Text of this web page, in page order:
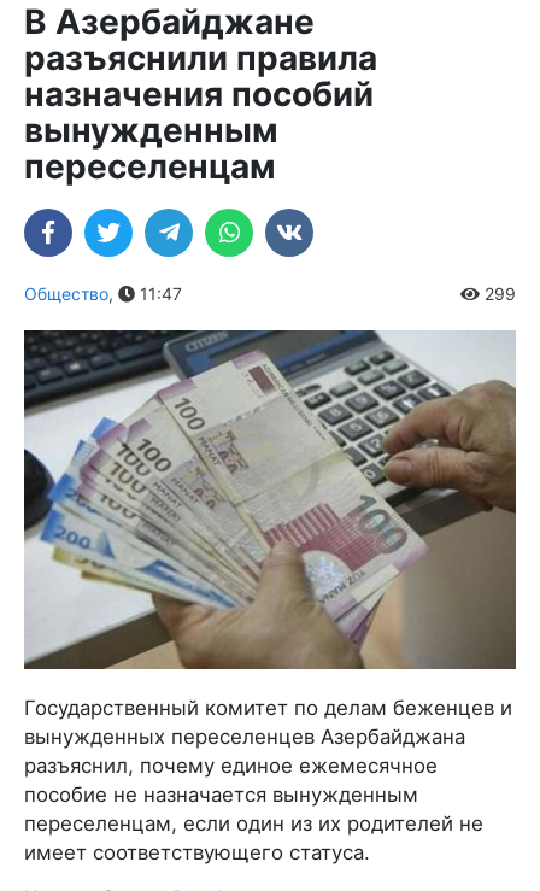
В Азербайджане
разъяснили правила
назначения пособий
вынужденным
переселенцам
Общество, 11:47 299
Государственный комитет по делам беженцев и
вынужденных переселенцев Азербайджана
разъяснил, почему единое ежемесячное
пособие не назначается вынужденным
переселенцам, если один из их родителей не
имеет соответствующего статуса.